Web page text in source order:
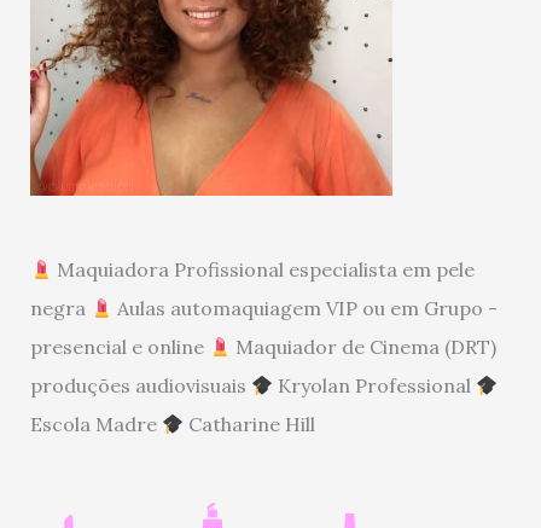
Maquiadora Profissional especialista em pele
negra
Aulas automaquiagem VIP ou em Grupo -
presencial e online
Maquiador de Cinema (DRT)
produções audiovisuais
Kryolan Professional
Escola Madre
Catharine Hill